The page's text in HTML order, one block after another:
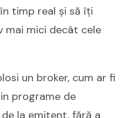
timp real și să îți
mai mici decât cele
un broker, cum ar fi
programe de
la emitent, fără a